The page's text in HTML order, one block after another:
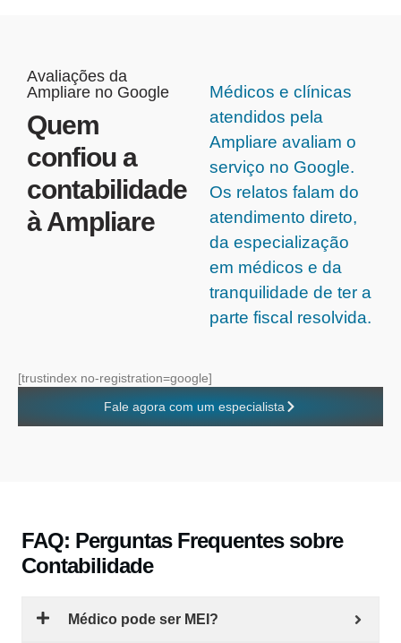
Avaliações da
Ampliare no Google
Quem
confiou a
contabilidade
à Ampliare
Médicos e clínicas
atendidos pela
Ampliare avaliam o
serviço no Google.
Os relatos falam do
atendimento direto,
da especialização
em médicos e da
tranquilidade de ter a
parte fiscal resolvida.
[trustindex no-registration=google]
Fale agora com um especialista
FAQ: Perguntas Frequentes sobre
Contabilidade
Médico pode ser MEI?